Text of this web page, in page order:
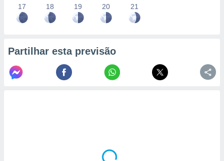
17 18 19 20 21
Partilhar esta previsão